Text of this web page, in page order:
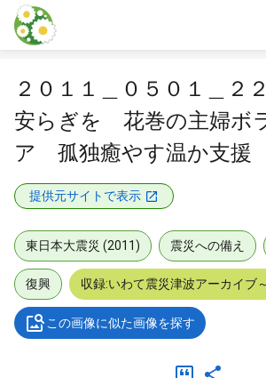
本文に飛ぶ
２０１１＿０５０１＿２
安らぎを 花巻の主婦ボ
ア 孤独癒やす温か支援
提供元サイトで表示
東日本大震災 (2011) 震災への備え
復興 収録:いわて震災津波アーカイブ
この画像に似た画像を探す